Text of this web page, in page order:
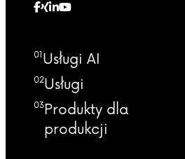
01 Usługi AI
02Usługi
03Produkty dla
produkcji